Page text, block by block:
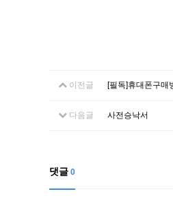
이전글 [필독]휴대폰구매
다음글 사전승낙서
댓글 0